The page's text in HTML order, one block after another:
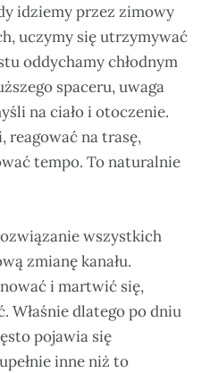
idziemy przez zimowy
uczymy się utrzymywać
oddychamy chłodnym
spaceru, uwaga
na ciało i otoczenie.
reagować na trasę,
tempo. To naturalnie
wszystkich
zmianę kanału.
i martwić się,
Właśnie dlatego po dniu
pojawia się
inne niż to